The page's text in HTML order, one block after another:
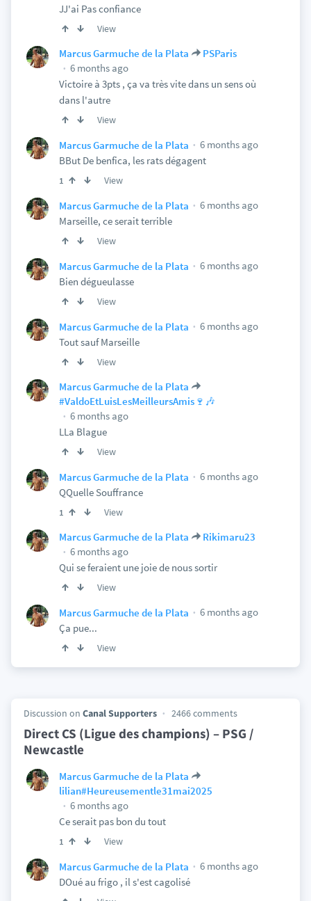
JJ'ai Pas confiance
View
Marcus Garmuche de la Plata
PSParis
6 months ago
Victoire à 3pts , ça va très vite dans un sens où
dans l'autre
View
Marcus Garmuche de la Plata
6 months ago
BBut De benfica, les rats dégagent
1 View
Marcus Garmuche de la Plata
6 months ago
Marseille, ce serait terrible
View
Marcus Garmuche de la Plata
6 months ago
Bien dégueulasse
View
Marcus Garmuche de la Plata
6 months ago
Tout sauf Marseille
View
Marcus Garmuche de la Plata
#ValdoEtLuisLesMeilleursAmis🍷🎶
6 months ago
LLa Blague
View
Marcus Garmuche de la Plata
6 months ago
QQuelle Souffrance
1 View
Marcus Garmuche de la Plata
Rikimaru23
6 months ago
Qui se feraient une joie de nous sortir
View
Marcus Garmuche de la Plata
6 months ago
Ça pue...
View
Discussion on Canal Supporters 2466 comments
Direct CS (Ligue des champions) – PSG /
Newcastle
Marcus Garmuche de la Plata
lilian#Heureusementle31mai2025
6 months ago
Ce serait pas bon du tout
1 View
Marcus Garmuche de la Plata
6 months ago
DOué au frigo , il s'est cagolisé